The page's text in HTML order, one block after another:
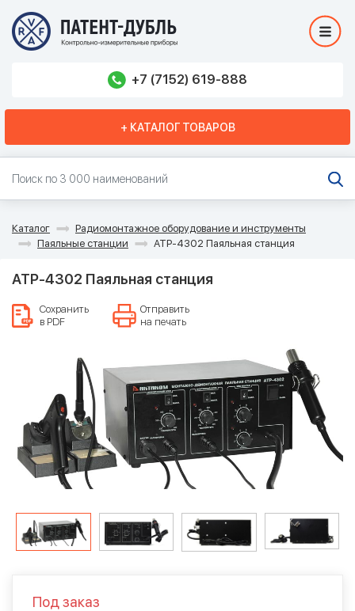
+7 (7152) 619-888
+ КАТАЛОГ ТОВАРОВ
Каталог
Радиомонтажное оборудование и инструменты
Паяльные станции
АТР-4302 Паяльная станция
АТР-4302 Паяльная станция
Сохранить
в PDF
Отправить
на печать
Под заказ